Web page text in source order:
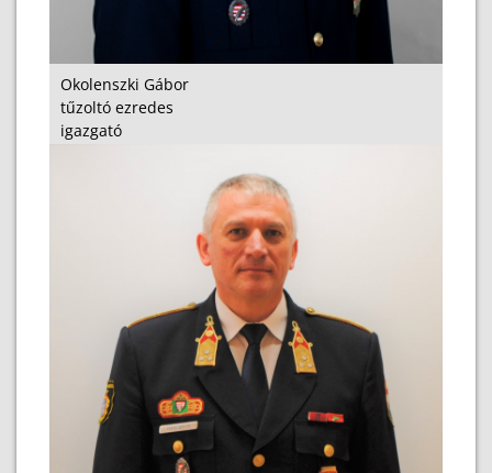
Okolenszki Gábor
tűzoltó ezredes
igazgató